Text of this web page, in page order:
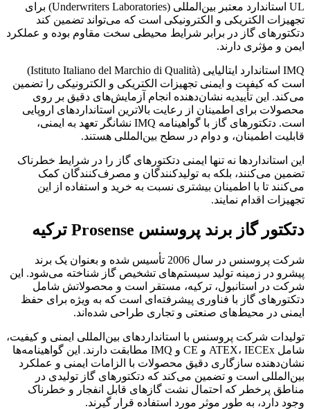
UL استاندارد معتبر بین‌المللی (Underwriters Laboratories) برای
تجهیزات الکتریکی و الکترونیکی است که می‌تواند تضمین کند
دتکتورهای گاز در برابر شرایط محیطی سخت مقاوم بوده و عملکرد
ایمن و مؤثری دارند.
IMQ استاندارد ایتالیایی (Istituto Italiano del Marchio di Qualità)
است که کیفیت و ایمنی تجهیزات الکتریکی و الکترونیکی را تضمین
می‌کند. این تأییدیه نشان‌دهنده انجام آزمایش‌های دقیق بر روی
محصولات برای اطمینان از رعایت بالاترین استانداردهای اروپایی
است. دتکتورهای گاز با گواهینامه IMQ نشانگر تعهد به ایمنی،
قابلیت اطمینان، و دوام در سطح بین‌المللی هستند.
این استانداردها نه تنها ایمنی دتکتورهای گاز را در شرایط خطرناک
تضمین می‌کنند، بلکه به تولیدکنندگان و مصرف‌کنندگان کمک
می‌کنند تا با اطمینان بیشتری نسبت به خرید و استفاده از این
تجهیزات اقدام نمایند.
دتکتور گاز برند پروسنس Prosense ترکیه
شرکت پروسنس در سال 2006 تأسیس شده و بعنوان یک برند
پیشرو در زمینه تولید سیستم‌های تشخیص گاز شناخته می‌شود. این
شرکت در استانبول، ترکیه، مستقر است و محصولاتش شامل
دتکتورهای گاز با فناوری پیشرفته‌ای است که به ویژه برای حفظ
ایمنی در محیط‌های صنعتی و تجاری طراحی شده‌اند.
تولیدات شرکت پروسنس با استانداردهای بین‌المللی ایمنی و کیفیت،
شامل ATEX، IECEx و CE و IMQ مطابقت دارند. این گواهینامه‌ها
نشان‌دهنده سازگاری دقیق محصولات با الزامات ایمنی و عملکرد
بین‌المللی است و تضمین می‌کند که دتکتورهای گاز تولیدی در
مناطق پرخطر که احتمال نشت گازهای قابل انفجار و خطرناک
وجود دارد، به طور موثر مورد استفاده قرار گیرند.